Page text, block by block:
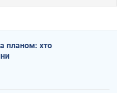
планом: хто